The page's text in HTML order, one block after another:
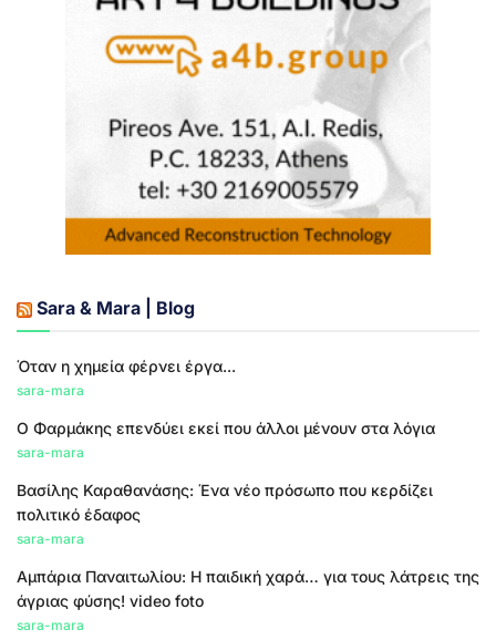
Sara & Mara | Blog
Όταν η χημεία φέρνει έργα...
sara-mara
Ο Φαρμάκης επενδύει εκεί που άλλοι μένουν στα λόγια
sara-mara
Βασίλης Καραθανάσης: Ένα νέο πρόσωπο που κερδίζει
πολιτικό έδαφος
sara-mara
Αμπάρια Παναιτωλίου: Η παιδική χαρά… για τους λάτρεις της
άγριας φύσης! video foto
sara-mara